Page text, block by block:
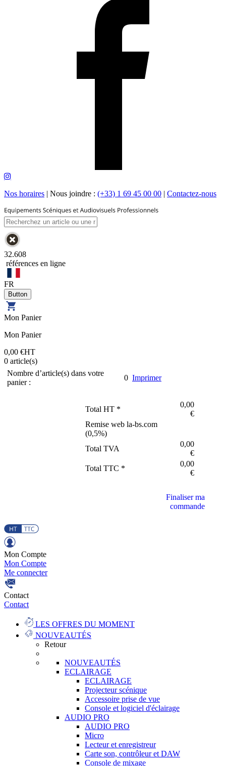
Nos horaires | Nous joindre : (+33) 1 69 45 00 00 | Contactez-nous
32.608
références en ligne
FR
Mon Panier
Mon Panier
0,00 €HT
0 article(s)
Nombre d’article(s) dans votre
panier :
0 Imprimer
Total HT *
0,00
€
Remise web la-bs.com
(0,5%)
Total TVA
0,00
€
Total TTC *
0,00
€
Finaliser ma
commande
Mon Compte
Mon Compte
Me connecter
Contact
Contact
LES OFFRES DU MOMENT
NOUVEAUTÉS
Retour
NOUVEAUTÉS
ECLAIRAGE
ECLAIRAGE
Projecteur scénique
Accessoire prise de vue
Console et logiciel d'éclairage
AUDIO PRO
AUDIO PRO
Micro
Lecteur et enregistreur
Carte son, contrôleur et DAW
Console de mixage